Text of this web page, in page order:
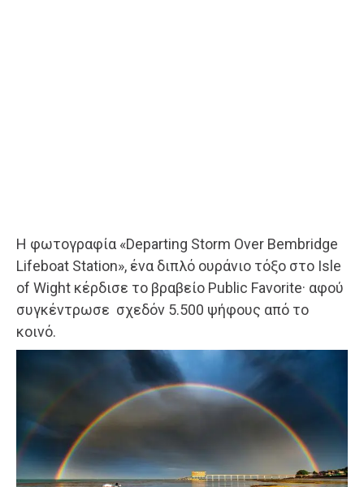
H φωτογραφία «Departing Storm Over Bembridge
Lifeboat Station», ένα διπλό ουράνιο τόξο στο Isle
of Wight κέρδισε το βραβείο Public Favorite· αφού
συγκέντρωσε σχεδόν 5.500 ψήφους από το
κοινό.